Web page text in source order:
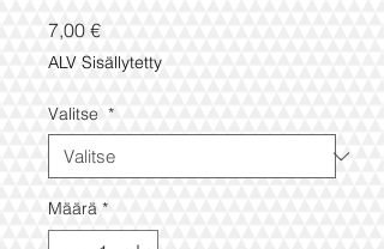
7,00 €Hinta
ALV Sisällytetty
Valitse *
Määrä *